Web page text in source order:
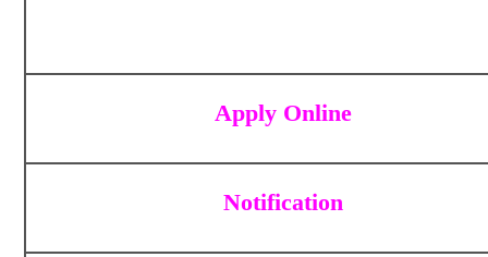
Apply Online
Notification